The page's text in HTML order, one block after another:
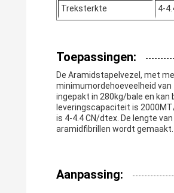
Treksterkte 4-
Toepassingen:
De Aramidstapelvezel, met
minimumordehoeveelheid
ingepakt in 280kg/bale en kan
leveringscapaciteit is
is 4-4.4 CN/dtex. De lengte
aramidfibrillen wordt gemaakt.
Aanpassing: